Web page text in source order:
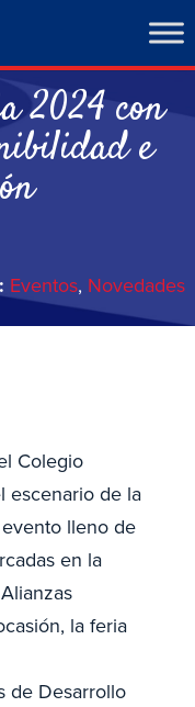
2024 con
e
Eventos, Novedades
Colegio
escenario de la
lleno de
en la
la feria
de Desarrollo